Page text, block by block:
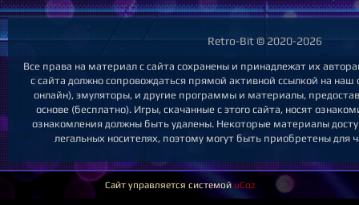
Retro-Bit © 2020-2026
Все права на материал с сайта сохранены и принадлежат их
с сайта должно сопровождаться прямой активной ссылкой на наш
онлайн), эмуляторы, и другие программы и материалы,
основе (бесплатно). Игры, скачанные с этого сайта, носят
ознакомления должны быть удалены. Некоторые материалы
легальных носителях, поэтому могут быть приобретены для
Сайт управляется системой uCoz